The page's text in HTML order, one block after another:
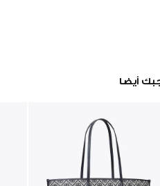
أيضا